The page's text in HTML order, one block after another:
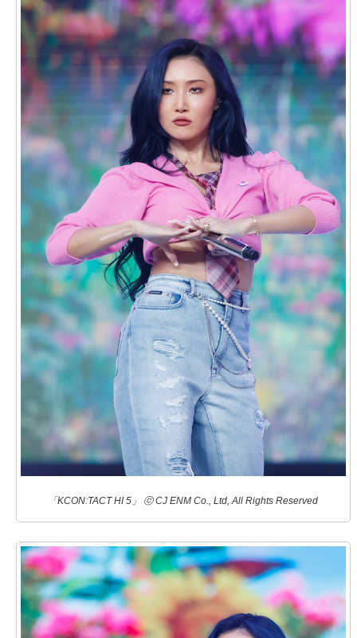
「KCON:TACT HI 5」 ⓒ CJ ENM Co., Ltd, All Rights Reserved